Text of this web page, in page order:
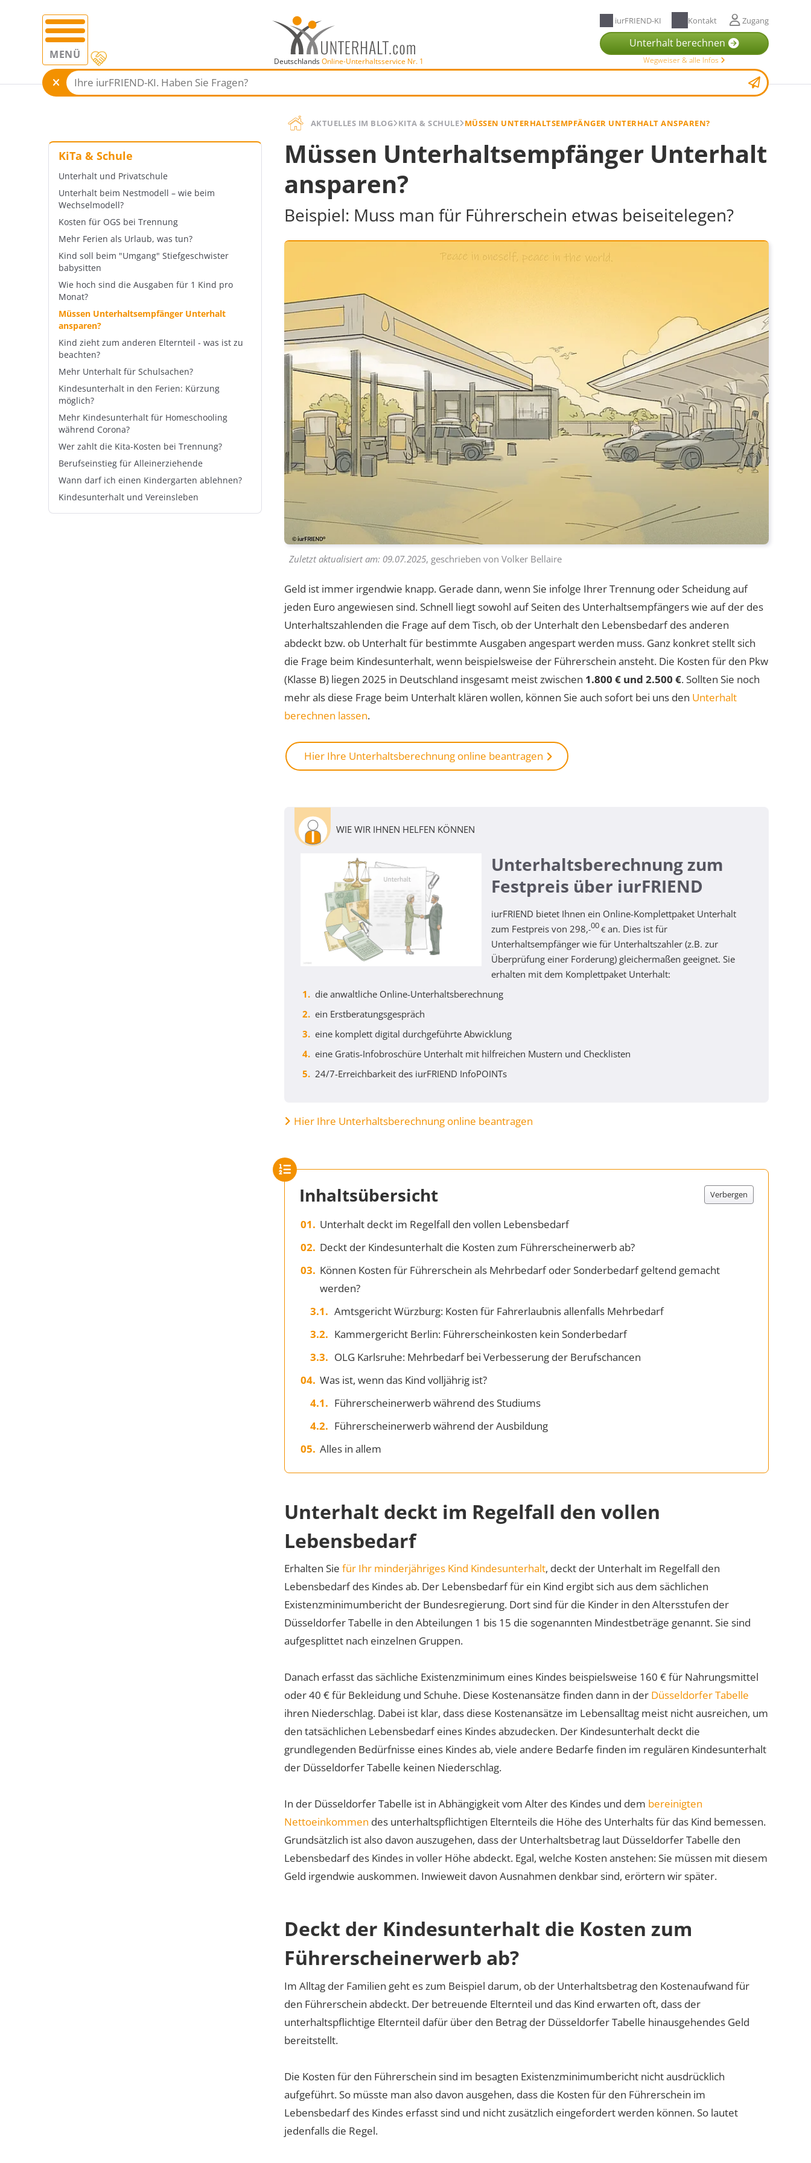
MENÜ DeutschlandsOnline-Unterhaltsservice Nr. 1
iurFRIEND-KI Kontakt Zugang
Unterhalt berechnen
Wegweiser & alle Infos
AKTUELLES IM BLOG KITA & SCHULE MÜSSEN UNTERHALTSEMPFÄNGER UNTERHALT ANSPAREN?
KiTa & Schule
Unterhalt und Privatschule
Unterhalt beim Nestmodell – wie beim
Wechselmodell?
Kosten für OGS bei Trennung
Mehr Ferien als Urlaub, was tun?
Kind soll beim "Umgang" Stiefgeschwister
babysitten
Wie hoch sind die Ausgaben für 1 Kind pro
Monat?
Müssen Unterhaltsempfänger Unterhalt
ansparen?
Kind zieht zum anderen Elternteil - was ist zu
beachten?
Mehr Unterhalt für Schulsachen?
Kindesunterhalt in den Ferien: Kürzung
möglich?
Mehr Kindesunterhalt für Homeschooling
während Corona?
Wer zahlt die Kita-Kosten bei Trennung?
Berufseinstieg für Alleinerziehende
Wann darf ich einen Kindergarten ablehnen?
Kindesunterhalt und Vereinsleben
Müssen Unterhaltsempfänger Unterhalt
ansparen?
Beispiel: Muss man für Führerschein etwas beiseitelegen?
Zuletzt aktualisiert am: 09.07.2025, geschrieben vonVolker Bellaire
Geld ist immer irgendwie knapp. Gerade dann, wenn Sie infolge Ihrer Trennung oder Scheidung auf
jeden Euro angewiesen sind. Schnell liegt sowohl auf Seiten des Unterhaltsempfängers wie auf der des
Unterhaltszahlenden die Frage auf dem Tisch, ob der Unterhalt den Lebensbedarf des anderen
abdeckt bzw. ob Unterhalt für bestimmte Ausgaben angespart werden muss. Ganz konkret stellt sich
die Frage beim Kindesunterhalt, wenn beispielsweise der Führerschein ansteht. Die Kosten für den Pkw
(Klasse B) liegen 2025 in Deutschland insgesamt meist zwischen 1.800 € und 2.500 €. Sollten Sie noch
mehr als diese Frage beim Unterhalt klären wollen, können Sie auch sofort bei uns den Unterhalt
berechnen lassen.
Hier Ihre Unterhaltsberechnung online beantragen
WIE WIR IHNEN HELFEN KÖNNEN
Unterhaltsberechnung zum
Festpreis über iurFRIEND
iurFRIEND bietet Ihnen ein Online-Komplettpaket Unterhalt
zum Festpreis von 298,-00€ an. Dies ist für
Unterhaltsempfänger wie für Unterhaltszahler (z.B. zur
Überprüfung einer Forderung) gleichermaßen geeignet. Sie
erhalten mit dem Komplettpaket Unterhalt:
die anwaltliche Online-Unterhaltsberechnung
ein Erstberatungsgespräch
eine komplett digital durchgeführte Abwicklung
eine Gratis-Infobroschüre Unterhalt mit hilfreichen Mustern und Checklisten
24/7-Erreichbarkeit des iurFRIEND InfoPOINTs
Hier Ihre Unterhaltsberechnung online beantragen
Inhaltsübersicht Verbergen
Unterhalt deckt im Regelfall den vollen Lebensbedarf
Deckt der Kindesunterhalt die Kosten zum Führerscheinerwerb ab?
Können Kosten für Führerschein als Mehrbedarf oder Sonderbedarf geltend gemacht
werden?
Amtsgericht Würzburg: Kosten für Fahrerlaubnis allenfalls Mehrbedarf
Kammergericht Berlin: Führerscheinkosten kein Sonderbedarf
OLG Karlsruhe: Mehrbedarf bei Verbesserung der Berufschancen
Was ist, wenn das Kind volljährig ist?
Führerscheinerwerb während des Studiums
Führerscheinerwerb während der Ausbildung
Alles in allem
Unterhalt deckt im Regelfall den vollen
Lebensbedarf
Erhalten Siefür Ihr minderjähriges Kind Kindesunterhalt, deckt der Unterhalt im Regelfall den
Lebensbedarf des Kindes ab. Der Lebensbedarf für ein Kind ergibt sich aus dem sächlichen
Existenzminimumbericht der Bundesregierung. Dort sind für die Kinder in den Altersstufen der
Düsseldorfer Tabelle in den Abteilungen 1 bis 15 die sogenannten Mindestbeträge genannt. Sie sind
aufgesplittet nach einzelnen Gruppen.
Danach erfasst das sächliche Existenzminimum eines Kindes beispielsweise 160 € für Nahrungsmittel
oder 40 € für Bekleidung und Schuhe. Diese Kostenansätze finden dann in der Düsseldorfer Tabelle
ihren Niederschlag. Dabei ist klar, dass diese Kostenansätze im Lebensalltag meist nicht ausreichen, um
den tatsächlichen Lebensbedarf eines Kindes abzudecken. Der Kindesunterhalt deckt die
grundlegenden Bedürfnisse eines Kindes ab, viele andere Bedarfe finden im regulären Kindesunterhalt
der Düsseldorfer Tabelle keinen Niederschlag.
In der Düsseldorfer Tabelle ist in Abhängigkeit vom Alter des Kindes und dem bereinigten
Nettoeinkommen des unterhaltspflichtigen Elternteils die Höhe des Unterhalts für das Kind bemessen.
Grundsätzlich ist also davon auszugehen, dass der Unterhaltsbetrag laut Düsseldorfer Tabelle den
Lebensbedarf des Kindes in voller Höhe abdeckt. Egal, welche Kosten anstehen: Sie müssen mit diesem
Geld irgendwie auskommen. Inwieweit davon Ausnahmen denkbar sind, erörtern wir später.
Deckt der Kindesunterhalt die Kosten zum
Führerscheinerwerb ab?
Im Alltag der Familien geht es zum Beispiel darum, ob der Unterhaltsbetrag den Kostenaufwand für
den Führerschein abdeckt. Der betreuende Elternteil und das Kind erwarten oft, dass der
unterhaltspflichtige Elternteil dafür über den Betrag der Düsseldorfer Tabelle hinausgehendes Geld
bereitstellt.
Die Kosten für den Führerschein sind im besagten Existenzminimumbericht nicht ausdrücklich
aufgeführt. So müsste man also davon ausgehen, dass die Kosten für den Führerschein im
Lebensbedarf des Kindes erfasst sind und nicht zusätzlich eingefordert werden können. So lautet
jedenfalls die Regel.